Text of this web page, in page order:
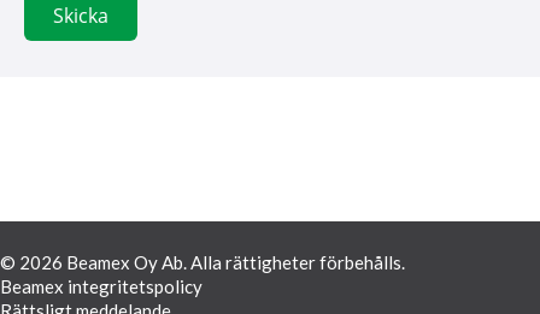
© 2026 Beamex Oy Ab. Alla rättigheter förbehålls.
Beamex integritetspolicy